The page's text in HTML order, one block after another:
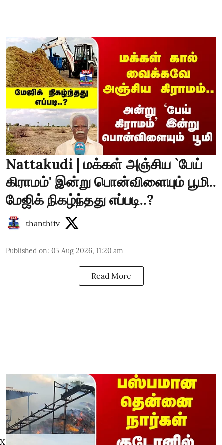
Nattakudi | மக்கள் அஞ்சிய `பேய்
கிராமம்' இன்று பொன்விளையும் பூமி..
மேஜிக் நிகழ்ந்தது எப்படி..?
thanthitv
Published on: 05 Aug 2026, 11:20 am
Read More
X